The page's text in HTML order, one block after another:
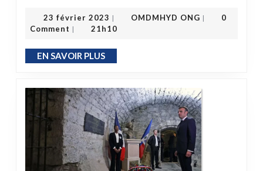
23 février 2023 23 février 2023
| OMDMHYD ONG |
0
Comment | 21h10
EN SAVOIR PLUSEN SAVOIR PLUS